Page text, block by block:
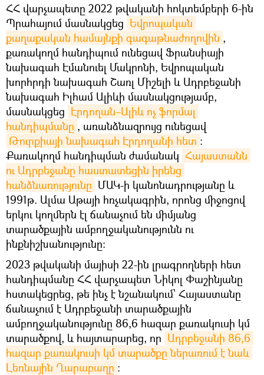
ՀՀ վարչապետը 2022 թվականի հոկտեմբերի 6-ին
Պրահայում մասնակցեց Եվրոպական
քաղաքական համայնքի գագաթնաժողովին ,
քառակողմ հանդիպում ունեցավ Ֆրանսիայի
նախագահ Էմանուել Մակրոնի, Եվրոպական
խորհրդի նախագահ Շառլ Միշելի և Ադրբեջանի
նախագահ Իլհամ Ալիևի մասնակցությամբ,
մասնակցեց Էրդողան–Ալիև ոչ ֆորմալ
հանդիպմանը , առանձնազրույց ունեցավ
Թուրքիայի նախագահ Էրդողանի հետ ։
Քառակողմ հանդիպման ժամանակ Հայաստանն
ու Ադրբեջանը հաստատեցին իրենց
հանձնառությունը ՄԱԿ-ի կանոնադրությանը և
1991թ. Ալմա Աթայի հռչակագրին, որոնց միջոցով
երկու կողմերն էլ ճանաչում են միմյանց
տարածքային ամբողջականությունն ու
ինքնիշխանությունը:
2023 թվականի մայիսի 22-ին լրագրողների հետ
հանդիպմանը ՀՀ վարչապետ Նիկոլ Փաշինյանը
հստակեցրեց, թե ինչ է նշանակում՝ Հայաստանը
ճանաչում է Ադրբեջանի տարածքային
ամբողջականությունը 86,6 հազար քառակուսի կմ
տարածքով, և հայտարարեց, որ Ադրբեջանի 86,6
հազար քառակուսի կմ տարածքը ներառում է նաև
Լեռնային Ղարաբաղը ։